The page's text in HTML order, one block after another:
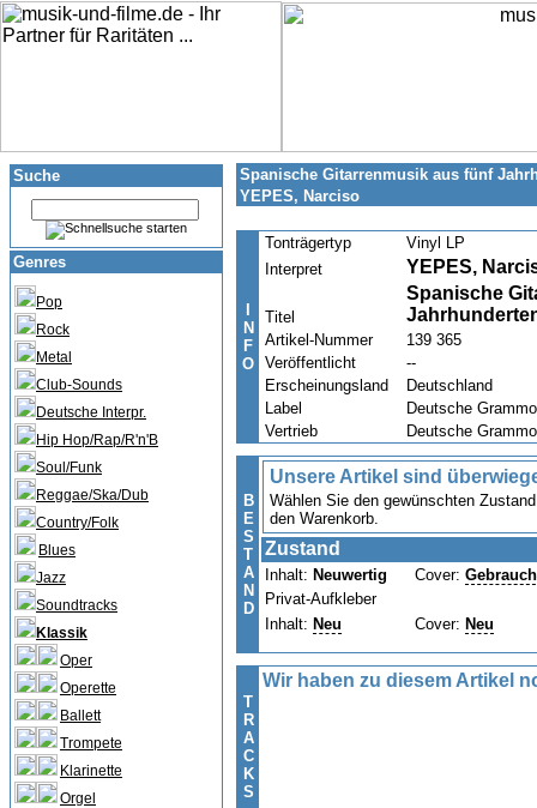
Suche
Genres
Pop
Rock
Metal
Club-Sounds
Deutsche Interpr.
Hip Hop/Rap/R'n'B
Soul/Funk
Reggae/Ska/Dub
Country/Folk
Blues
Jazz
Soundtracks
Klassik
Oper
Operette
Ballett
Trompete
Klarinette
Orgel
Spanische Gitarrenmusik aus fünf
YEPES, Narciso
N
F
O
Tonträgertyp
Vinyl LP
Interpret
YEPES,
Titel
Spanische
Artikel-Nummer
139 365
Veröffentlicht
--
Erscheinungsland
Deutschland
Label
Deutsche
Vertrieb
Deutsche
B
E
S
T
A
N
D
Unsere Artikel sind
Wählen Sie den gewünschten
den Warenkorb.
Zustand
Inhalt: Neuwertig Cover:
Privat-Aufkleber
Inhalt: Neu Cover: Neu
T
R
A
C
K
S
Wir haben zu diesem Artikel